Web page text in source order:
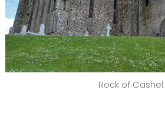
Rock of Cashel.